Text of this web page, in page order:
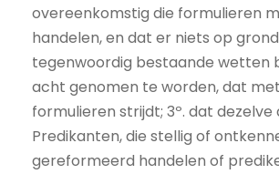
overeenkomstig die formulieren
handelen, en dat er niets op
tegenwoordig bestaande wetten
acht genomen te worden, dat
formulieren strijdt; 3º. dat dezelve
Predikanten, die stellig of
gereformeerd handelen of